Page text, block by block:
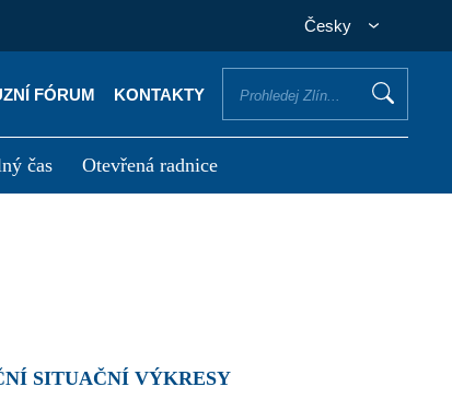
Česky
FÓRUM KONTAKTY
čas Otevřená radnice
SITUAČNÍ VÝKRESY